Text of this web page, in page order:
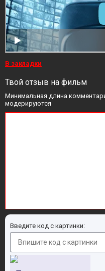
В закладки
Твой отзыв на фильм
Минимальная длина
модерируются
Введите код с картинки: